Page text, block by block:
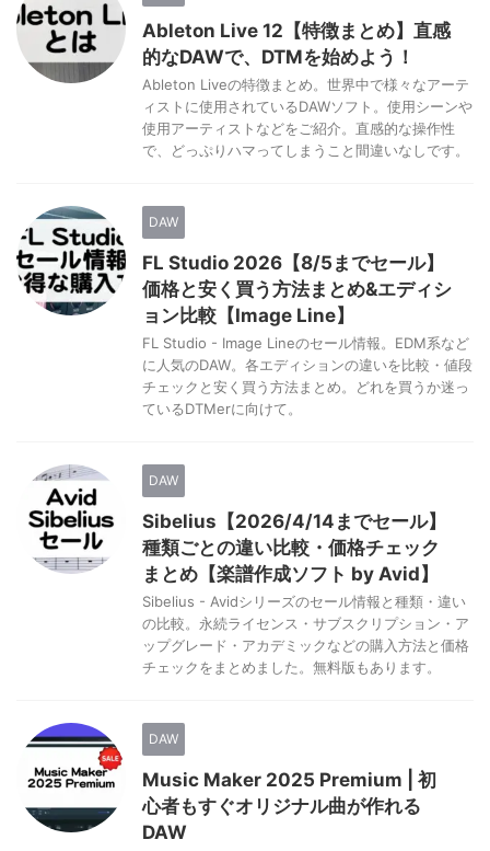
Ableton Live 12【特徴まとめ】直感
的なDAWで、DTMを始めよう！
Ableton Liveの特徴まとめ。世界中で様々なアーテ
ィストに使用されているDAWソフト。使用シーンや
使用アーティストなどをご紹介。直感的な操作性
で、どっぷりハマってしまうこと間違いなしです。
DAW
FL Studio 2026【8/5までセール】
価格と安く買う方法まとめ&エディシ
ョン比較【Image Line】
FL Studio - Image Lineのセール情報。EDM系など
に人気のDAW。各エディションの違いを比較・値段
チェックと安く買う方法まとめ。どれを買うか迷っ
ているDTMerに向けて。
DAW
Sibelius【2026/4/14までセール】
種類ごとの違い比較・価格チェック
まとめ【楽譜作成ソフト by Avid】
Sibelius - Avidシリーズのセール情報と種類・違い
の比較。永続ライセンス・サブスクリプション・ア
ップグレード・アカデミックなどの購入方法と価格
チェックをまとめました。無料版もあります。
DAW
Music Maker 2025 Premium | 初
心者もすぐオリジナル曲が作れる
DAW